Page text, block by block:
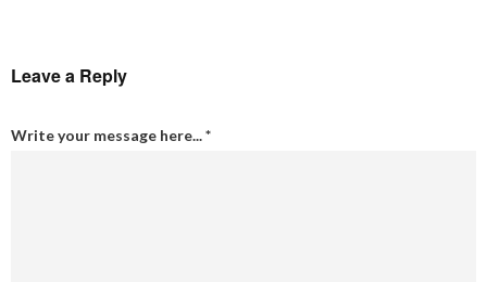
Leave a Reply
Write your message here...*